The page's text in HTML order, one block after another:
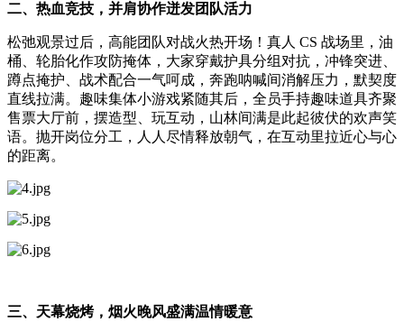
二、热血竞技，并肩协作迸发团队活力
松弛观景过后，高能团队对战火热开场！真人 CS 战场里，油
桶、轮胎化作攻防掩体，大家穿戴护具分组对抗，冲锋突进、
蹲点掩护、战术配合一气呵成，奔跑呐喊间消解压力，默契度
直线拉满。趣味集体小游戏紧随其后，全员手持趣味道具齐聚
售票大厅前，摆造型、玩互动，山林间满是此起彼伏的欢声笑
语。抛开岗位分工，人人尽情释放朝气，在互动里拉近心与心
的距离。
三、天幕烧烤，烟火晚风盛满温情暖意